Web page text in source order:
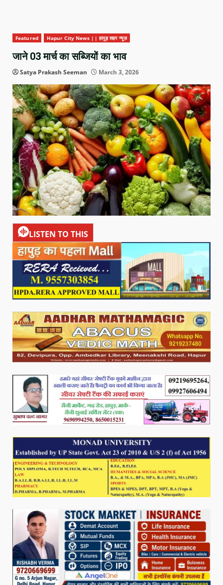
Featured Hapur City News || हापुड़ शहर न्यूज़
जाने 03 मार्च का सब्जियों का भाव
Satya Prakash Seeman March 3, 2026
LISTEN TO THIS